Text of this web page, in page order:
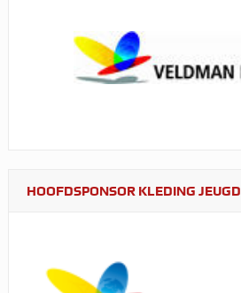
HOOFDSPONSOR KLEDING JEUGD